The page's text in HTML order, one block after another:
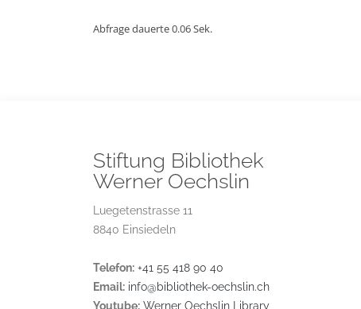
Abfrage dauerte 0.06 Sek.
Stiftung Bibliothek
Werner Oechslin
Luegetenstrasse 11
8840 Einsiedeln
Telefon: +41 55 418 90 40
Email: info@bibliothek-oechslin.ch
Youtube: Werner Oechslin Library